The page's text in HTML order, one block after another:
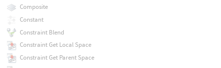
Composite
Constant
Constraint Blend
Constraint Get Local Space
Constraint Get Parent Space